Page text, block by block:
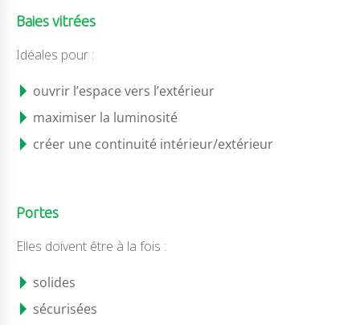
Baies vitrées
Idéales pour :
ouvrir l’espace vers l’extérieur
maximiser la luminosité
créer une continuité intérieur/extérieur
Portes
Elles doivent être à la fois :
solides
sécurisées